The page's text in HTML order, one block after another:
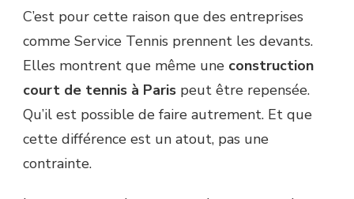
C’est pour cette raison que des entreprises
comme Service Tennis prennent les devants.
Elles montrent que même une construction
court de tennis à Paris peut être repensée.
Qu’il est possible de faire autrement. Et que
cette différence est un atout, pas une
contrainte.